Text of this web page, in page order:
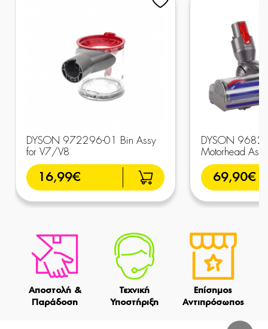
DYSON 972296-01 Bin Assy
for V7/V8
16,99€
DYSON
Motorhead
69,90€
Αποστολή &
Παράδοση
Τεχνική
Υποστήριξη
Επίσημος
Αντιπρόσωπος